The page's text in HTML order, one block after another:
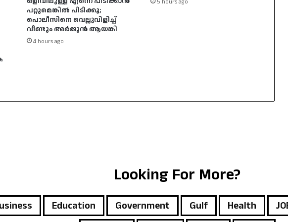
പറ്റുമെങ്കിൽ പിടിക്കൂ;
പൊലീസിനെ വെല്ലുവിളിച്ച്
വീണ്ടും അർജുൻ ആയങ്കി
4 hours ago
5 hours ago
Looking For More?
Education Government Gulf Health